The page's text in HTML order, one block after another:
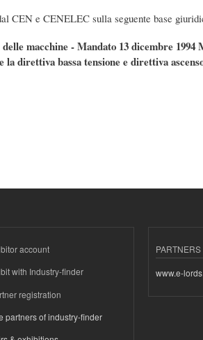
CEN e CENELEC sulla seguente base
macchine - Mandato 13 dicembre 1994
direttiva bassa tensione e direttiva
account
with Industry-finder
registration
partners of industry-finder
PARTNERS
www.e-